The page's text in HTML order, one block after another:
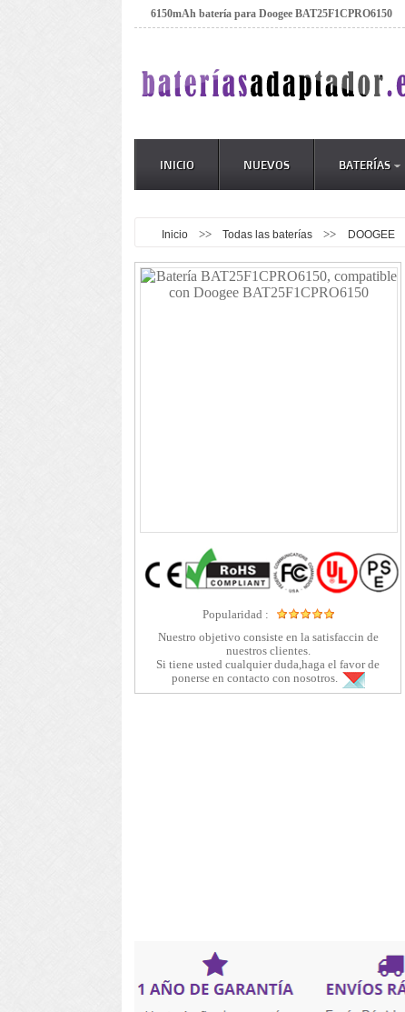
6150mAh batería para Doogee BAT25F1CPRO6150
INICIO NUEVOS BATERÍAS
Inicio >> Todas las baterías >> DOOGEE
Popularidad :
Nuestro objetivo consiste en la satisfaccin de
nuestros clientes.
Si tiene usted cualquier duda,haga el favor de
ponerse en contacto con nosotros.